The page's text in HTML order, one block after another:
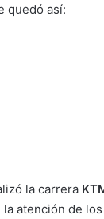
quedó así:
la carrera
atención de